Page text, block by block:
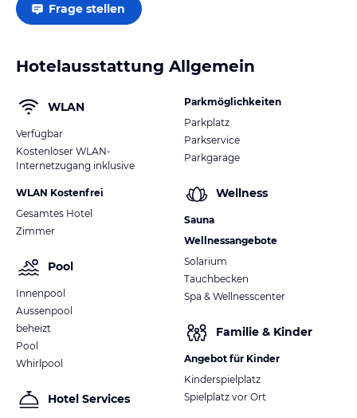
Frage stellen
Hotelausstattung Allgemein
WLAN
Verfügbar
Kostenloser WLAN-
Internetzugang inklusive
WLAN Kostenfrei
Gesamtes Hotel
Zimmer
Pool
Innenpool
Aussenpool
beheizt
Pool
Whirlpool
Hotel Services
Parkmöglichkeiten
Parkplatz
Parkservice
Parkgarage
Wellness
Sauna
Wellnessangebote
Solarium
Tauchbecken
Spa & Wellnesscenter
Familie & Kinder
Angebot für Kinder
Kinderspielplatz
Spielplatz vor Ort